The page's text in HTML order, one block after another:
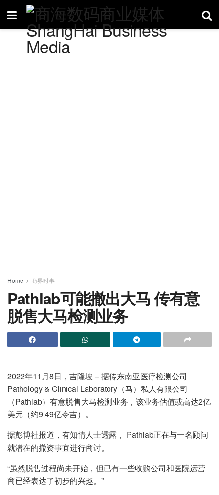
Home 商界时事
Pathlab可能撤出大马 传有意
脱售大马检测业务
2022年11月8日，吉隆坡 – 据传东南亚医疗检测公司
Pathology & Clinical Laboratory（马）私人有限公司
（Pathlab）有意脱售大马检测业务，该业务估值或高达2亿
美元（约9.49亿令吉）。
据彭博社报道，有知情人士透露， Pathlab正在与一名顾问
就潜在的撤资事宜进行商讨。
“虽然脱售过程尚未开始，但已有一些收购公司和医院运营
商已经表达了初步的兴趣。”